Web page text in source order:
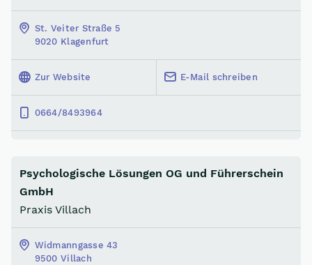
St. Veiter Straße 5
9020 Klagenfurt
Zur Website E-Mail schreiben
0664/8493964
Psychologische Lösungen OG und Führerschein
GmbH
Praxis Villach
Widmanngasse 43
9500 Villach